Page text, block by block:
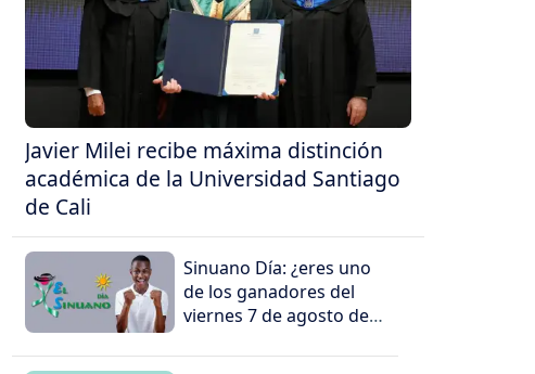
Javier Milei recibe máxima distinción
académica de la Universidad Santiago
de Cali
Sinuano Día: ¿eres uno
de los ganadores del
viernes 7 de agosto de